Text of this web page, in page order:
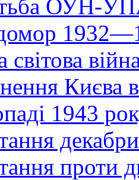
ОУН-УПА
світова
Києва
1943
проти